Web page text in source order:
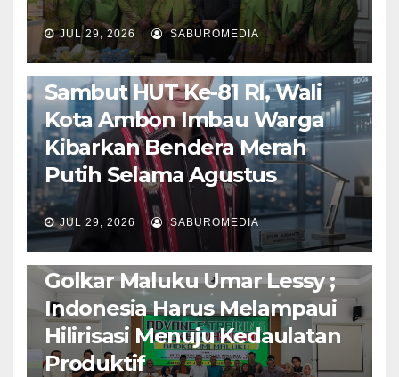
JUL 29, 2026 SABUROMEDIA
AMBON METRO POLITIK & PEMERINTAHAN
Sambut HUT Ke-81 RI, Wali
Kota Ambon Imbau Warga
Kibarkan Bendera Merah
Putih Selama Agustus
JUL 29, 2026 SABUROMEDIA
AMBON METRO JURNALISME AKTIVIS
PENDIDIKAN & OLAHRAGA THE MOLUCCAS
Isi Materi LK-III HMI, Ketua
Golkar Maluku Umar Lessy ;
Indonesia Harus Melampaui
Hilirisasi Menuju Kedaulatan
Produktif